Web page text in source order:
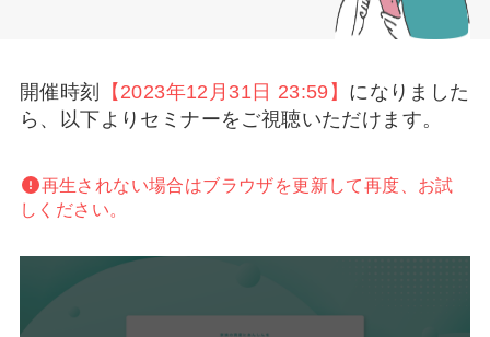
開催時刻 【2023年12月31日 23:59】 になりました
ら、以下よりセミナーをご視聴いただけます。
再生されない場合はブラウザを更新して再度、お試
しください。